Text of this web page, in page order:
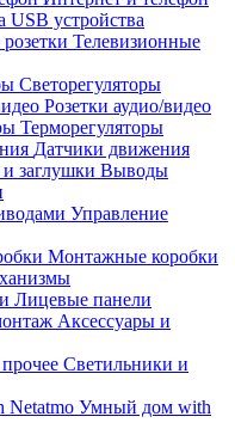
USB устройства
Телевизионные
Светорегуляторы
Розетки аудио/видео
Терморегуляторы
Датчики движения
Выводы
Управление
Монтажные коробки
Лицевые панели
Аксессуары и
Светильники и
Умный дом with